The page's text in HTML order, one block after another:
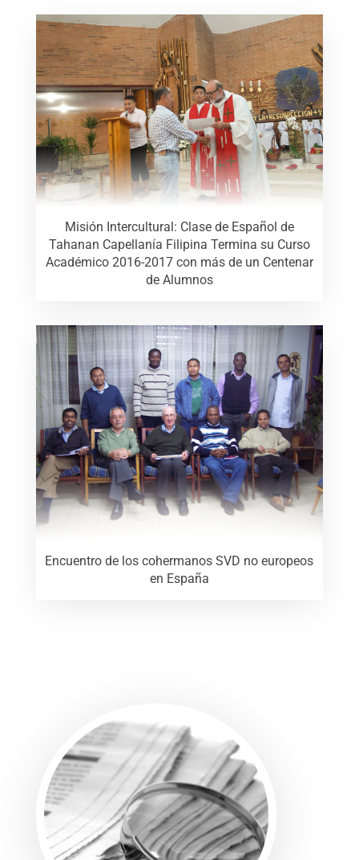
Misión Intercultural: Clase de Español de
Tahanan Capellanía Filipina Termina su Curso
Académico 2016-2017 con más de un Centenar
de Alumnos
Encuentro de los cohermanos SVD no europeos
en España